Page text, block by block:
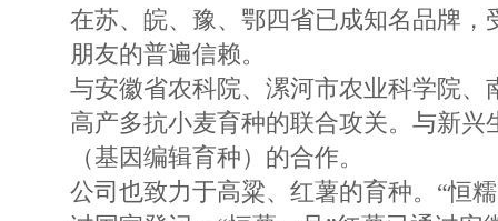
在苏、皖、豫、鄂四省已成知名品牌，
朋友的普遍信赖。
与安徽省农科院、漯河市农业科学院、
高产多抗小麦育种的联合攻关。与新
（基因编辑育种）的合作。
公司也致力于高粱、红薯的育种。“恒